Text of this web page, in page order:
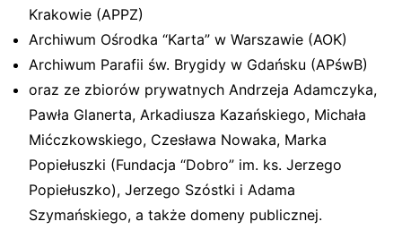
Krakowie (APPZ)
Archiwum Ośrodka “Karta” w Warszawie (AOK)
Archiwum Parafii św. Brygidy w Gdańsku (APśwB)
oraz ze zbiorów prywatnych Andrzeja Adamczyka,
Pawła Glanerta, Arkadiusza Kazańskiego, Michała
Mićczkowskiego, Czesława Nowaka, Marka
Popiełuszki (Fundacja “Dobro” im. ks. Jerzego
Popiełuszko), Jerzego Szóstki i Adama
Szymańskiego, a także domeny publicznej.